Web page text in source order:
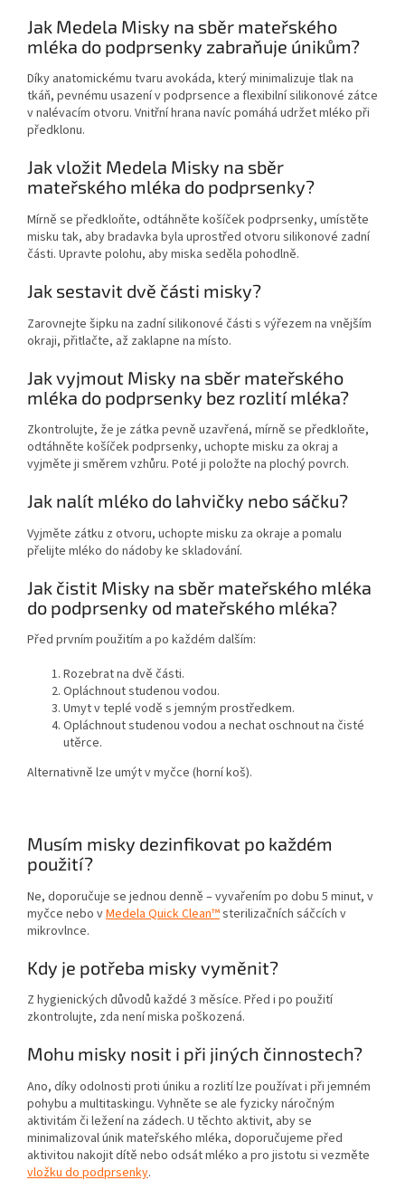
Jak Medela Misky na sběr mateřského
mléka do podprsenky zabraňuje únikům?
Díky anatomickému tvaru avokáda, který minimalizuje tlak na
tkáň, pevnému usazení v podprsence a flexibilní silikonové zátce
v nalévacím otvoru. Vnitřní hrana navíc pomáhá udržet mléko při
předklonu.
Jak vložit Medela Misky na sběr
mateřského mléka do podprsenky?
Mírně se předkloňte, odtáhněte košíček podprsenky, umístěte
misku tak, aby bradavka byla uprostřed otvoru silikonové zadní
části. Upravte polohu, aby miska seděla pohodlně.
Jak sestavit dvě části misky?
Zarovnejte šipku na zadní silikonové části s výřezem na vnějším
okraji, přitlačte, až zaklapne na místo.
Jak vyjmout Misky na sběr mateřského
mléka do podprsenky bez rozlití mléka?
Zkontrolujte, že je zátka pevně uzavřená, mírně se předkloňte,
odtáhněte košíček podprsenky, uchopte misku za okraj a
vyjměte ji směrem vzhůru. Poté ji položte na plochý povrch.
Jak nalít mléko do lahvičky nebo sáčku?
Vyjměte zátku z otvoru, uchopte misku za okraje a pomalu
přelijte mléko do nádoby ke skladování.
Jak čistit Misky na sběr mateřského mléka
do podprsenky od mateřského mléka?
Před prvním použitím a po každém dalším:
Rozebrat na dvě části.
Opláchnout studenou vodou.
Umyt v teplé vodě s jemným prostředkem.
Opláchnout studenou vodou a nechat oschnout na čisté
utěrce.
Alternativně lze umýt v myčce (horní koš).
Musím misky dezinfikovat po každém
použití?
Ne, doporučuje se jednou denně – vyvařením po dobu 5 minut, v
myčce nebo vMedela Quick Clean™sterilizačních sáčcích v
mikrovlnce.
Kdy je potřeba misky vyměnit?
Z hygienických důvodů každé 3 měsíce. Před i po použití
zkontrolujte, zda není miska poškozená.
Mohu misky nosit i při jiných činnostech?
Ano, díky odolnosti proti úniku a rozlití lze používat i při jemném
pohybu a multitaskingu. Vyhněte se ale fyzicky náročným
aktivitám či ležení na zádech. U těchto aktivit, aby se
minimalizoval únik mateřského mléka, doporučujeme před
aktivitou nakojit dítě nebo odsát mléko a pro jistotu si vezměte
vložku do podprsenky.